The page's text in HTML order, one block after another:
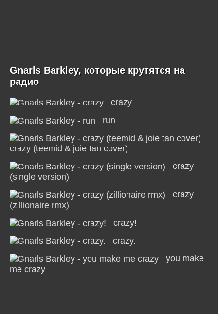
Gnarls Barkley, которые крутятся на
радио
crazy
run
crazy (teemid & joie tan cover)
crazy
(single version)
crazy
(zillionaire rmx)
crazy!
crazy.
you make
me crazy